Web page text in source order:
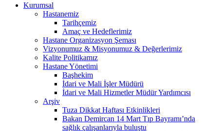
Kurumsal
Hastanemiz
Tarihçemiz
Amaç ve Hedeflerimiz
Hastane Organizasyon Şeması
Vizyonumuz & Misyonumuz & Değerlerimiz
Kalite Politikamız
Hastane Yönetimi
Başhekim
İdari ve Mali İşler Müdürü
İdari ve Mali Hizmetler Müdür Yardımcısı
Arşiv
Tuza Dikkat Haftası Etkinlikleri
Bakan Demircan 14 Mart Tıp Bayramı’nda
sağlık çalışanlarıyla buluştu